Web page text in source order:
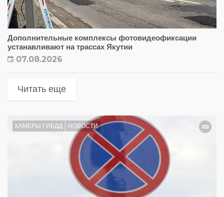
Дополнительные комплексы фотовидеофиксации
устанавливают на трассах Якутии
07.08.2026
Читать еще
КАМЕРЫ ГИБДД НОВОСТИ